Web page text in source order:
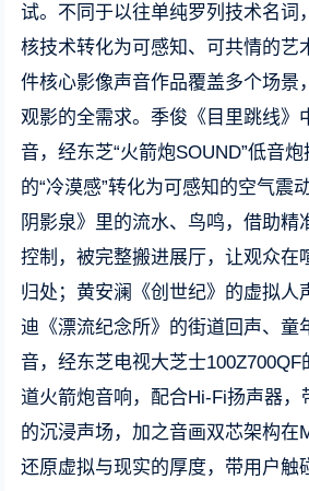
试。不同于以往单纯罗列技术名词
核技术转化为可感知、可共情的艺
件核心影像声音作品覆盖多个场景
观影的全需求。季俊《目里跳线》
音，经东芝“火箭炮SOUND”低音
的“冷漠感”转化为可感知的空气震
阴影泉》里的流水、鸟鸣，借助精
控制，被完整搬进展厅，让观众在
归处；黄安澜《创世纪》的虚拟人
迪《漂流纪念所》的街道回声、童
音，经东芝电视大芝士100Z700QF
道火箭炮音响，配合Hi-Fi扬声器，
的沉浸声场，加之音画双芯架构在
还原虚拟与现实的厚度，带用户触